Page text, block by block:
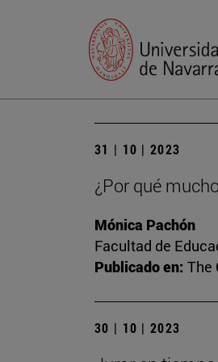
31 | 10 | 2023
¿Por qué
Mónica Pachón
Facultad de
Publicado en: The
30 | 10 | 2023